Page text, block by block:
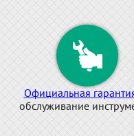
Официальная
обслуживание